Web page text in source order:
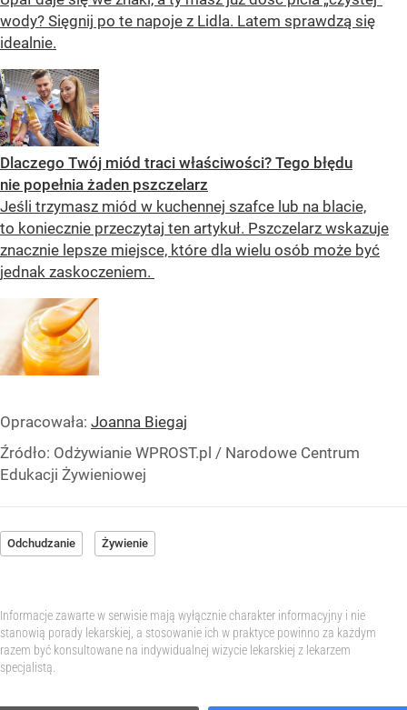
wody? Sięgnij po te napoje z Lidla. Latem sprawdzą się
idealnie.
Dlaczego Twój miód traci właściwości? Tego błędu
nie popełnia żaden pszczelarz
Jeśli trzymasz miód w kuchennej szafce lub na blacie,
to koniecznie przeczytaj ten artykuł. Pszczelarz wskazuje
znacznie lepsze miejsce, które dla wielu osób może być
jednak zaskoczeniem.
Opracowała: Joanna Biegaj
Źródło: Odżywianie WPROST.pl / Narodowe Centrum
Edukacji Żywieniowej
Odchudzanie Żywienie
Informacje zawarte w serwisie mają wyłącznie charakter informacyjny i nie
stanowią porady lekarskiej, a stosowanie ich w praktyce powinno za każdym
razem być konsultowane na indywidualnej wizycie lekarskiej z lekarzem
specjalistą.